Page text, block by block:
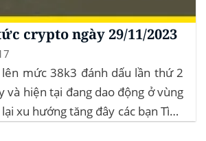
crypto ngày 29/11/2023
lên mức 38k3 đánh dấu lần thứ 2
và hiện tại đang dao động ở vùng
xu hướng tăng đây các bạn Tình